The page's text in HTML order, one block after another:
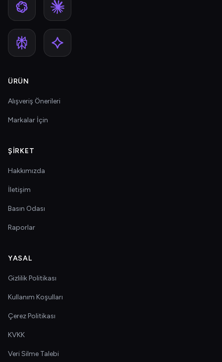
ÜRÜN
Alışveriş Önerileri
Markalar İçin
ŞIRKET
Hakkımızda
İletişim
Basın Odası
Raporlar
YASAL
Gizlilik Politikası
Kullanım Koşulları
Çerez Politikası
KVKK
Veri Silme Talebi